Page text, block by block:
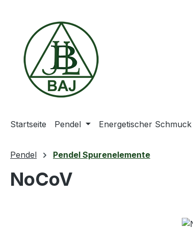
Startseite Pendel Energetischer Schmuck
Pendel Pendel Spurenelemente
NoCoV